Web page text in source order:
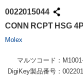
0022015044
CONN RCPT HSG
Molex
マルツコード：
DigiKey製品番号：